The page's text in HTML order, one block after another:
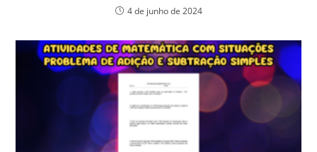
4 de junho de 2024